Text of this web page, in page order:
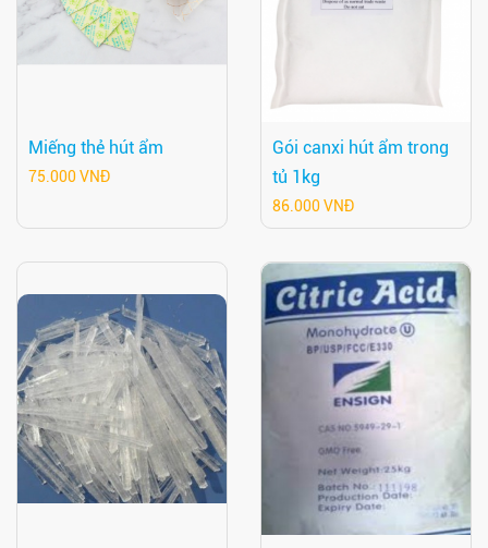
Miếng thẻ hút ẩm
75.000 VNĐ
Gói canxi hút ẩm trong
tủ 1kg
86.000 VNĐ